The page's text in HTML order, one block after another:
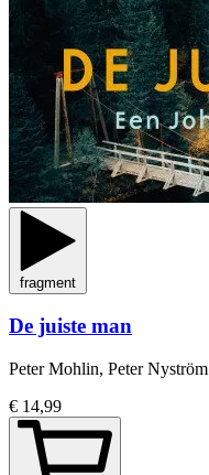
fragment
De juiste man
Peter Mohlin, Peter Nyström
€ 14,99